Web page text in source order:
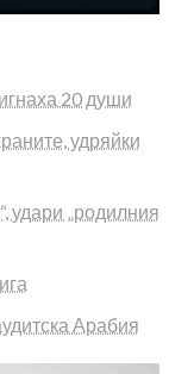
20 души
удряйки
удари „родилния
Арабия